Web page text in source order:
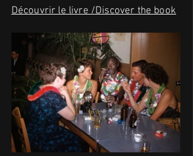
collection of American slides from the
ordinary celebrations, in which
privileged white middle-class families
are seen posing at the table to celebrate
a birthday, at the beach, in the middle of
a barbecue or in front of their gleaming
pavilion. In this way, Diop intrudes into
worlds where he was not invited, in the
context of post-war segregated America,
as if he had always been part of the
Omar Victor Diop, autoportraitiste
photographies anonymes de sa
collection de diapositives américaines
des années 1950 et 1960. Images de
célébrations ordinaires où l’on voit
essentiellement des familles issues
de la classe moyenne blanche et
privilégiée poser à table pour fêter un
anniversaire, à la plage,
Découvrir le livre /Discover the book